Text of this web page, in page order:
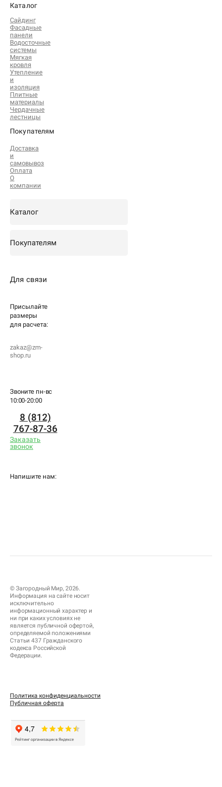
Каталог
Сайдинг
Фасадные
панели
Водосточные
системы
Мягкая
кровля
Утепление
и
изоляция
Плитные
материалы
Чердачные
лестницы
Покупателям
Доставка
и
самовывоз
Оплата
О
компании
Каталог
Покупателям
Для связи
Присылайте
размеры
для расчета:
zakaz@zm-
shop.ru
Звоните пн-вс
10:00-20:00
8 (812)
767-87-36
Заказать
звонок
Напишите нам:
© Загородный Мир, 2026.
Информация на сайте носит
исключительно
информационный характер и
ни при каких условиях не
является публичной офертой,
определяемой положениями
Статьи 437 Гражданского
кодекса Российской
Федерации.
Политика конфиденциальности
Публичная оферта